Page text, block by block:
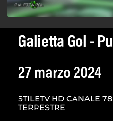
Galietta Gol -
27 marzo 2024
STILETV HD CANALE
TERRESTRE